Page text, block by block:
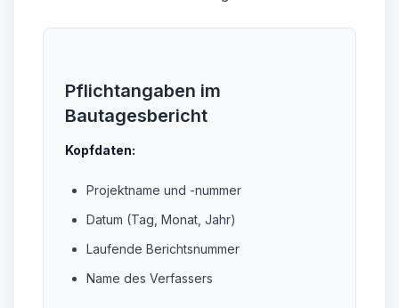
Pflichtangaben im
Bautagesbericht
Kopfdaten:
Projektname und -nummer
Datum (Tag, Monat, Jahr)
Laufende Berichtsnummer
Name des Verfassers